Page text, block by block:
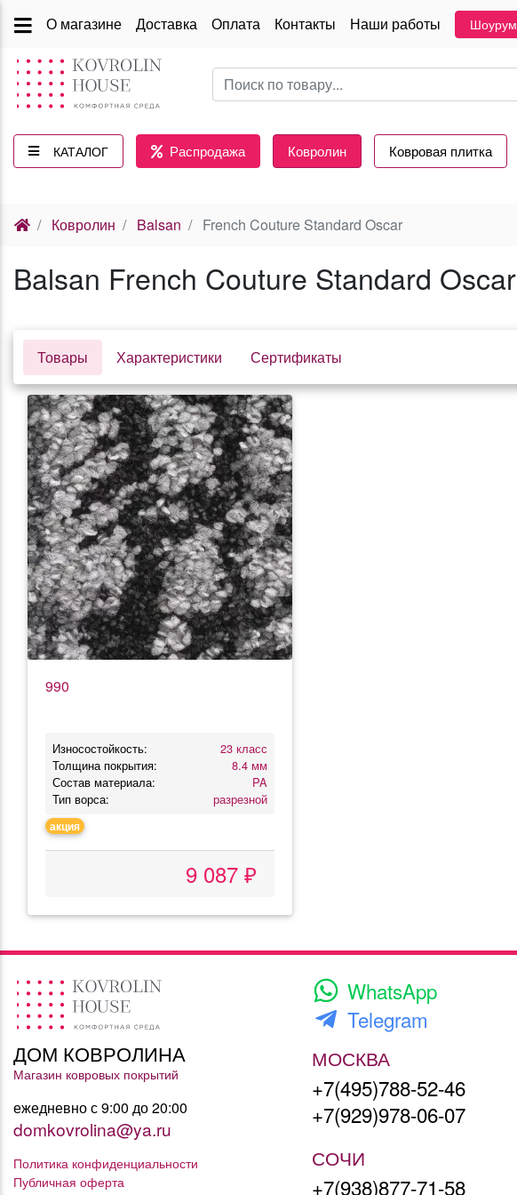
О магазине Доставка Оплата Контакты Наши работы Шоурум
КАТАЛОГ
(current) Распродажа Ковролин Ковровая плитка
Ковролин Balsan French Couture Standard Oscar
Balsan French Couture Standard Oscar
Товары Характеристики Сертификаты
990
Износостойкость:
23 класс
Толщина покрытия:
8.4 мм
Состав материала:
PA
Тип ворса:
разрезной
акция
9 087 ₽
ДОМ КОВРОЛИНА
Магазин ковровых покрытий
ежедневно с 9:00 до 20:00
domkovrolina@ya.ru
Политика конфиденциальности
Публичная оферта
WhatsApp
Telegram
МОСКВА
+7(495)788-52-46
+7(929)978-06-07
СОЧИ
+7(938)877-71-58